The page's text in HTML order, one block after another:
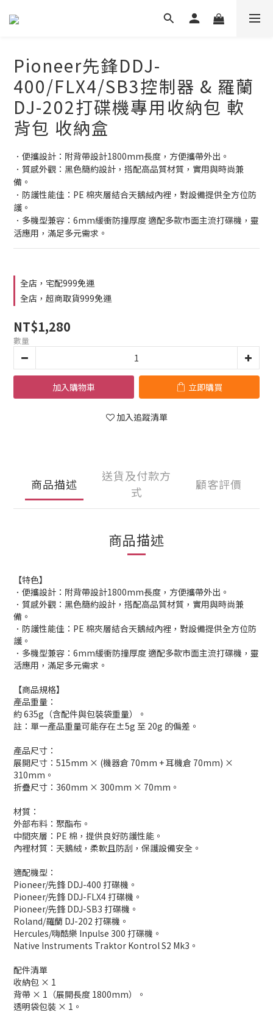
Pioneer先鋒DDJ-
400/FLX4/SB3控制器 & 羅蘭
DJ-202打碟機專用收納包 軟
背包 收納盒
．便攜設計：附背帶設計1800mm長度，方便攜帶外出。
．質感外觀：黑色簡約設計，搭配高品質材質，實用與時尚兼
備。
．防護性能佳：PE 棉夾層結合天鵝絨內裡，對設備提供全方位防
護。
．多機型兼容：6mm緩衝防撞厚度 適配多款市面主流打碟機，靈
活應用，滿足多元需求。
全店，宅配999免運
全店，超商取貨999免運
NT$1,280
數量
加入購物車 立即購買
加入追蹤清單
商品描述
送貨及付款方
式
顧客評價
商品描述
【特色】
．便攜設計：附背帶設計1800mm長度，方便攜帶外出。
．質感外觀：黑色簡約設計，搭配高品質材質，實用與時尚兼
備。
．防護性能佳：PE 棉夾層結合天鵝絨內裡，對設備提供全方位防
護。
．多機型兼容：6mm緩衝防撞厚度 適配多款市面主流打碟機，靈
活應用，滿足多元需求。
【商品規格】
產品重量：
約 635g（含配件與包裝袋重量）。
註：單一產品重量可能存在±5g 至 20g 的偏差。
產品尺寸：
展開尺寸：515mm × (機器倉 70mm + 耳機倉 70mm) ×
310mm。
折疊尺寸：360mm × 300mm × 70mm。
材質：
外部布料：聚酯布。
中間夾層：PE 棉，提供良好防護性能。
內裡材質：天鵝絨，柔軟且防刮，保護設備安全。
適配機型：
Pioneer/先鋒 DDJ-400 打碟機。
Pioneer/先鋒 DDJ-FLX4 打碟機。
Pioneer/先鋒 DDJ-SB3 打碟機。
Roland/羅蘭 DJ-202 打碟機。
Hercules/嗨酷樂 Inpulse 300 打碟機。
Native Instruments Traktor Kontrol S2 Mk3。
配件清單
收納包 × 1
背帶 × 1（展開長度 1800mm）。
透明袋包裝 × 1。